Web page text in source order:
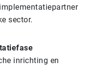
sector.
inrichting en